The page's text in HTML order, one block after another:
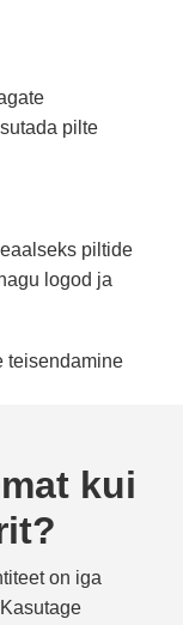
pilte
piltide
logod ja
kui
on iga